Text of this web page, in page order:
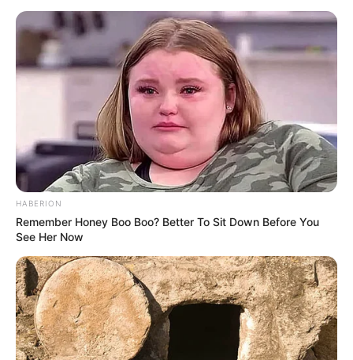
HABERION
Remember Honey Boo Boo? Better To Sit Down Before You
See Her Now